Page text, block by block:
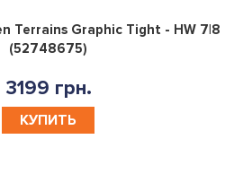
0
Terrains Graphic Tight - HW 7|8
(52748675)
3199 грн.
КУПИТЬ